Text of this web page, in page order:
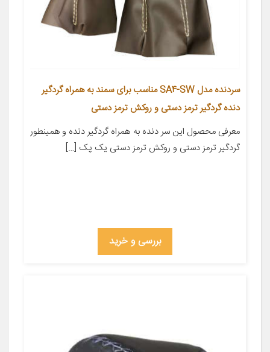
سردنده مدل SA4-SW مناسب برای سمند به همراه گردگیر
دنده گردگیر ترمز دستی و روکش ترمز دستی
معرفی محصول این سر دنده به همراه گردگیر دنده و همینطور
گردگیر ترمز دستی و روکش ترمز دستی یک پک […]
بررسی و خرید